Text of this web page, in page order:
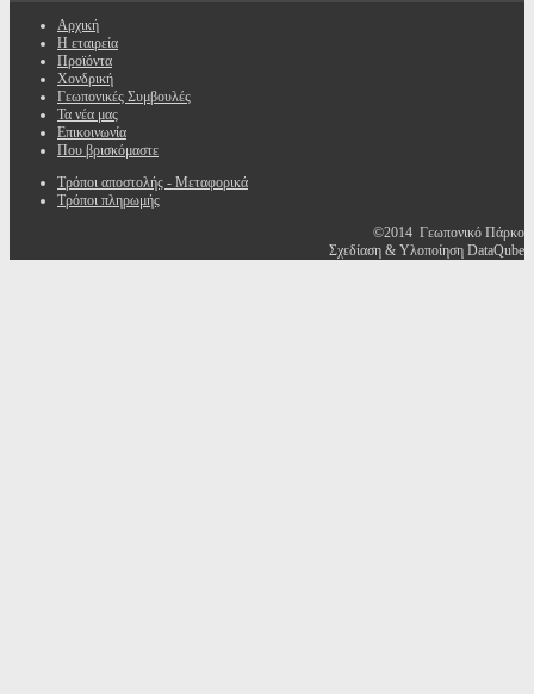
Αρχική
Η εταιρεία
Προϊόντα
Χονδρική
Γεωπονικές Συμβουλές
Τα νέα μας
Επικοινωνία
Που βρισκόμαστε
Τρόποι αποστολής - Μεταφορικά
Τρόποι πληρωμής
©2014 Γεωπονικό Πάρκο
Σχεδίαση & Υλοποίηση DataQube